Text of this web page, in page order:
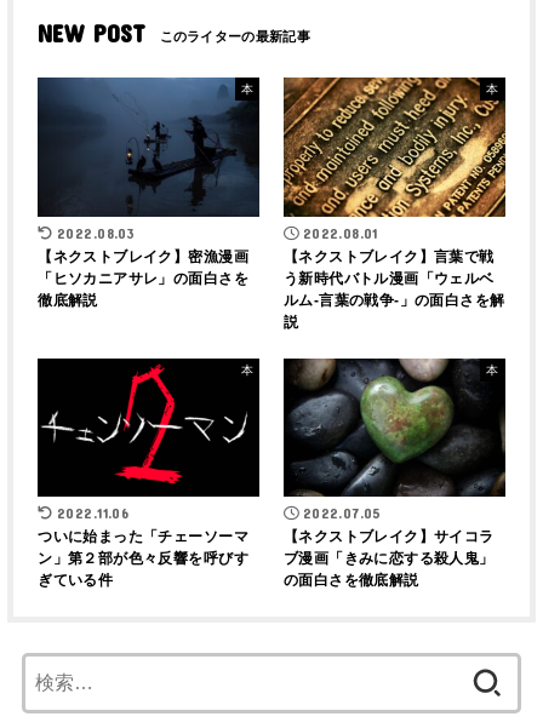
NEW POST
本
2022.08.03
【ネクストブレイク】密漁漫画
「ヒソカニアサレ」の面白さを
徹底解説
本
2022.08.01
【ネクストブレイク】言葉で戦
う新時代バトル漫画「ウェルベ
ルム-言葉の戦争-」の面白さを解
説
本
2022.11.06
ついに始まった「チェーソーマ
ン」第２部が色々反響を呼びす
ぎている件
本
2022.07.05
【ネクストブレイク】サイコラ
ブ漫画「きみに恋する殺人鬼」
の面白さを徹底解説
索: